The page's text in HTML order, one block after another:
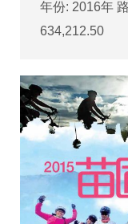
年份: 2016年
634,212.50